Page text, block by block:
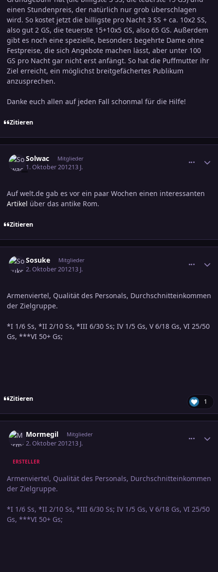
einen Stundenpreis, der natürlich nur grob überschlagen
wird. So kostet jetzt die billigste pro Nacht 3 SS + ca. 10x2 SS,
also gut 2 GS, die teuerste 15+10x5 GS, also 65 GS. Außerdem
gibt es noch eine spezielle, besonders begehrte Dame ohne
Festpreise, die sich Angebote machen lässt, aber unter 100
GS pro Nacht gar nicht erst anfängt. So hat die Puffmutter ihr
Ziel erreicht, ein möglichst breitgefächertes Publikum
anzusprechen.
Danke euch allen auf jeden Fall schonmal für die Hilfe!
Zitieren
Solwac Mitglieder
1. Oktober 201213 J.
Auf welt.de gab es vor ein paar Wochen einen interessanten
Artikel über das antike Rom.
Zitieren
Sosuke Mitglieder
2. Oktober 201213 J.
Armenviertel, Qualität des Personals, Durchschnitteinkommen
der Zielgruppe.
*I 1/6 Ss, *II 2/10 Ss, *III 6/30 Ss; IV 1/5 Gs, V 6/18 Gs, VI 25/50
Gs, ***VI 50+ Gs;
Zitieren 1
Mormegil Mitglieder
2. Oktober 201213 J.
ERSTELLER
Armenviertel, Qualität des Personals, Durchschnitteinkommen
der Zielgruppe.
*I 1/6 Ss, *II 2/10 Ss, *III 6/30 Ss; IV 1/5 Gs, V 6/18 Gs, VI 25/50
Gs, ***VI 50+ Gs;